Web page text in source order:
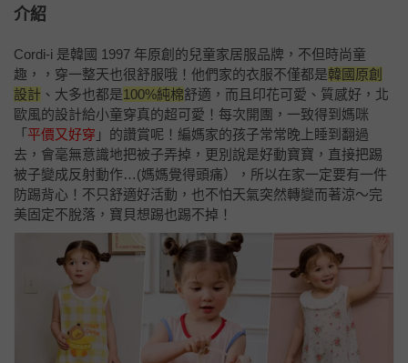
介紹
Cordi-i 是韓國 1997 年原創的兒童家居服品牌，不但時尚童
趣，，穿一整天也很舒服哦！他們家的衣服不僅都是韓國原創
設計 、大多也都是100%純棉舒適，而且印花可愛、質感好，北
歐風的設計給小童穿真的超可愛！每次開團，一致得到媽咪
「 平價又好穿 」的讚賞呢！編媽家的孩子常常晚上睡到翻過
去，會毫無意識地把被子弄掉，更別說是好動寶寶，直接把踢
被子變成反射動作…(媽媽覺得頭痛），所以在家一定要有一件
防踢背心！不只舒適好活動，也不怕天氣突然轉變而著涼～完
美固定不脫落，寶貝想踢也踢不掉！